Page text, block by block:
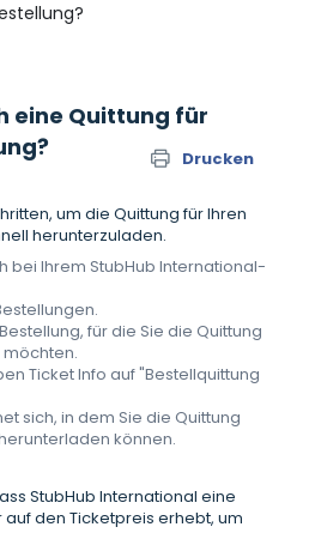
eine Quittung für
Drucken
um die Quittung für Ihren
herunterzuladen.
bei Ihrem StubHub International-
für die Sie die Quittung
Ticket Info auf "Bestellquittung
sich, in dem Sie die Quittung
können.
StubHub International eine
den Ticketpreis erhebt, um